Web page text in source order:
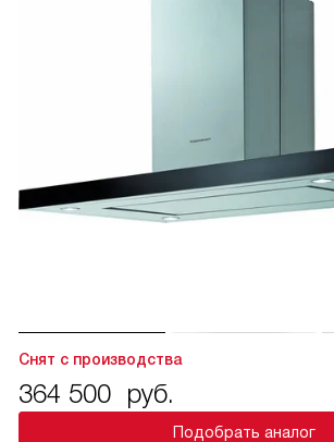
Снят с производства
364 500 руб.
Подобрать аналог